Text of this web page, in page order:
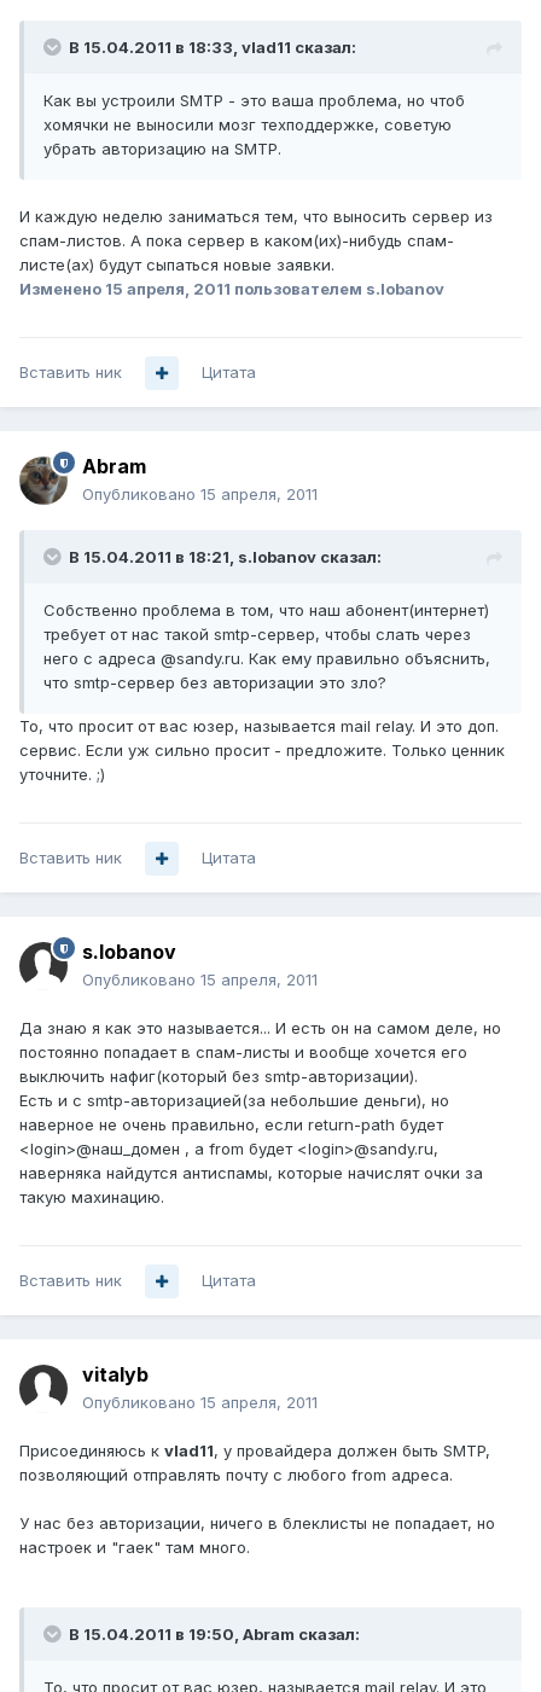
В 15.04.2011 в 18:33, vlad11 сказал:
Как вы устроили SMTP - это ваша проблема, но чтоб
хомячки не выносили мозг техподдержке, советую
убрать авторизацию на SMTP.
И каждую неделю заниматься тем, что выносить сервер из
спам-листов. А пока сервер в каком(их)-нибудь спам-
листе(ах) будут сыпаться новые заявки.
Изменено 15 апреля, 2011 пользователем s.lobanov
Вставить ник Цитата
Abram
Опубликовано 15 апреля, 2011
В 15.04.2011 в 18:21, s.lobanov сказал:
Собственно проблема в том, что наш абонент(интернет)
требует от нас такой smtp-сервер, чтобы слать через
него с адреса @sandy.ru. Как ему правильно объяснить,
что smtp-сервер без авторизации это зло?
То, что просит от вас юзер, называется mail relay. И это доп.
сервис. Если уж сильно просит - предложите. Только ценник
уточните. ;)
Вставить ник Цитата
s.lobanov
Опубликовано 15 апреля, 2011
Да знаю я как это называется... И есть он на самом деле, но
постоянно попадает в спам-листы и вообще хочется его
выключить нафиг(который без smtp-авторизации).
Есть и с smtp-авторизацией(за небольшие деньги), но
наверное не очень правильно, если return-path будет
<login>@наш_домен , а from будет <login>@sandy.ru,
наверняка найдутся антиспамы, которые начислят очки за
такую махинацию.
Вставить ник Цитата
vitalyb
Опубликовано 15 апреля, 2011
Присоединяюсь к vlad11, у провайдера должен быть SMTP,
позволяющий отправлять почту с любого from адреса.
У нас без авторизации, ничего в блеклисты не попадает, но
настроек и "гаек" там много.
В 15.04.2011 в 19:50, Abram сказал:
То, что просит от вас юзер, называется mail relay. И это